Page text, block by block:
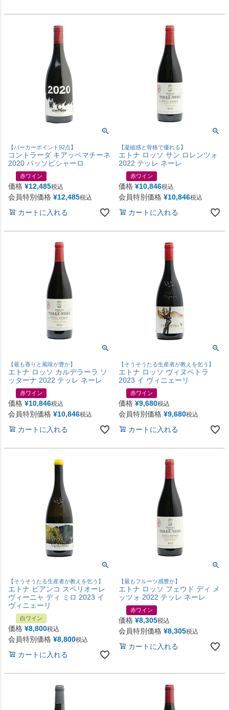
【パーカーポイント92点】
コントラーダ キアッペマチーネ
2020 パッソピシャーロ
赤ワイン
価格 ¥12,485税込
会員特別価格 ¥12,485税込
カートに入れる
【凝縮感と骨格で優れる】
エトナ ロッソ サン ロレンツォ
2022 テッレ ネーレ
赤ワイン
価格 ¥10,846税込
会員特別価格 ¥10,846税込
カートに入れる
【最も香りと風味が豊か】
エトナ ロッソ カルデラーラ ソ
ッターナ 2022 テッレ ネーレ
赤ワイン
価格 ¥10,846税込
会員特別価格 ¥10,846税込
カートに入れる
【そうそうたる生産者が教えを乞う】
エトナ ロッソ ヴィヌペトラ
2023 イ ヴィニェーリ
赤ワイン
価格 ¥9,680税込
会員特別価格 ¥9,680税込
カートに入れる
【そうそうたる生産者が教えを乞う】
エトナ ビアンコ スペリオーレ
ヴィーニャ ディ ミロ 2023 イ
ヴィニェーリ
白ワイン
価格 ¥8,800税込
会員特別価格 ¥8,800税込
カートに入れる
【最もフルーツ感豊か】
エトナ ロッソ フェウド ディ メ
ッツォ 2022 テッレ ネーレ
赤ワイン
価格 ¥8,305税込
会員特別価格 ¥8,305税込
カートに入れる